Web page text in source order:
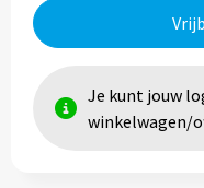
Je kunt jouw
winkelwagen/